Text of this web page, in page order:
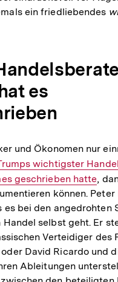
ein friedliebendes
es
und Ökonomen nur
wichtigster
geschrieben hatte,
können. Peter
es bei den angedrohten
selbst geht. Er
Verteidiger des
David Ricardo und
Ableitungen